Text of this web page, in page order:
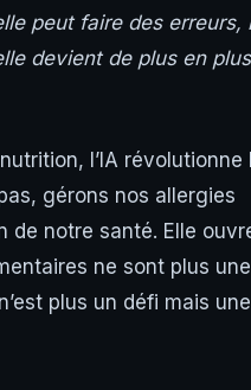
peut faire des erreurs,
devient de plus en
l’IA révolutionne
gérons nos allergies
de notre santé. Elle
ne sont plus
plus un défi mais